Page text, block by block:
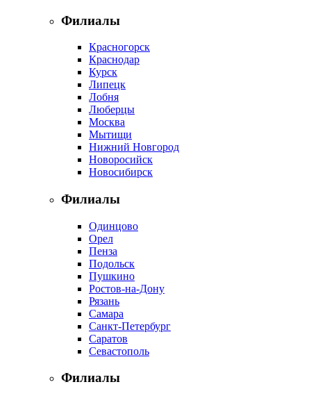
Филиалы
Красногорск
Краснодар
Курск
Липецк
Лобня
Люберцы
Москва
Мытищи
Нижний Новгород
Новоросийск
Новосибирск
Филиалы
Одинцово
Орел
Пенза
Подольск
Пушкино
Ростов-на-Дону
Рязань
Самара
Санкт-Петербург
Саратов
Севастополь
Филиалы